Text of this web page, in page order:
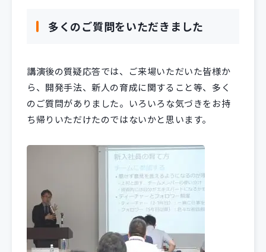
多くのご質問をいただきました
講演後の質疑応答では、ご来場いただいた皆様か
ら、開発手法、新人の育成に関すること等、多く
のご質問がありました。いろいろな気づきをお持
ち帰りいただけたのではないかと思います。